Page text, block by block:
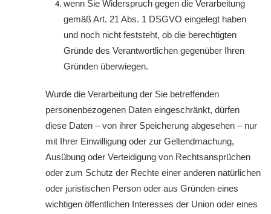
wenn Sie Widerspruch gegen die Verarbeitung
gemäß Art. 21 Abs. 1 DSGVO eingelegt haben
und noch nicht feststeht, ob die berechtigten
Gründe des Verantwortlichen gegenüber Ihren
Gründen überwiegen.
Wurde die Verarbeitung der Sie betreffenden
personenbezogenen Daten eingeschränkt, dürfen
diese Daten – von ihrer Speicherung abgesehen – nur
mit Ihrer Einwilligung oder zur Geltendmachung,
Ausübung oder Verteidigung von Rechtsansprüchen
oder zum Schutz der Rechte einer anderen natürlichen
oder juristischen Person oder aus Gründen eines
wichtigen öffentlichen Interesses der Union oder eines